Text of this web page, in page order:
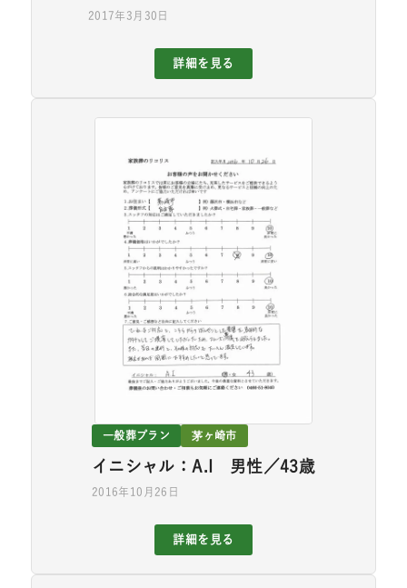
2017年3月30日
詳細を見る
一般葬プラン 茅ヶ崎市
イニシャル：A.I 男性／43歳
2016年10月26日
詳細を見る